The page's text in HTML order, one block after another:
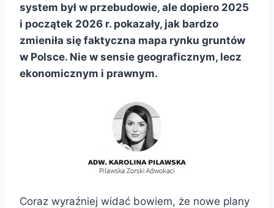
system był w przebudowie, ale dopiero 2025
i początek 2026 r. pokazały, jak bardzo
zmieniła się faktyczna mapa rynku gruntów
w Polsce. Nie w sensie geograficznym, lecz
ekonomicznym i prawnym.
Coraz wyraźniej widać bowiem, że nowe plany